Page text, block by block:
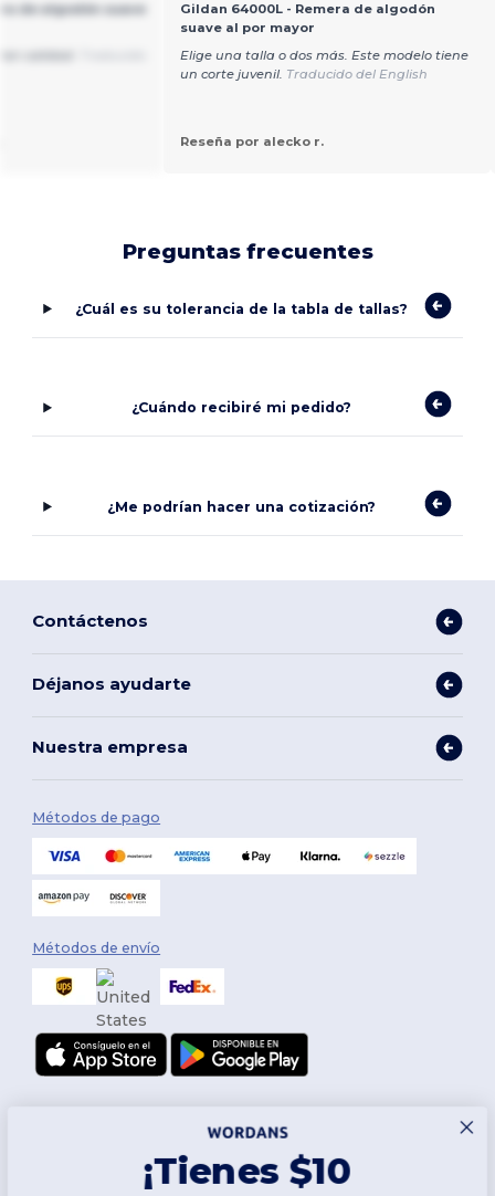
de algodón suave
Gildan 64000L - Remera de algodón
suave al por mayor
Elige una talla o dos más. Este modelo tiene
un corte juvenil. Traducido del English
Reseña por alecko r.
Preguntas frecuentes
¿Cuál es su tolerancia de la tabla de tallas?
¿Cuándo recibiré mi pedido?
¿Me podrían hacer una cotización?
Contáctenos
Déjanos ayudarte
Nuestra empresa
Métodos de pago
Métodos de envío
¡Tienes $10